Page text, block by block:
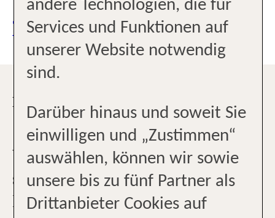
JETZT TERMIN
VEREINBAREN
HIER "FLIEGEN" SIE RICHTIG !
Wenn es um Ihren Urlaub geht,
sind Sie bei uns in den besten
Händen!
andere Technologien, die für
Services und Funktionen auf
unserer Website notwendig
sind.
Darüber hinaus und soweit Sie
einwilligen und „Zustimmen“
auswählen, können wir sowie
unsere bis zu fünf Partner als
Drittanbieter Cookies auf